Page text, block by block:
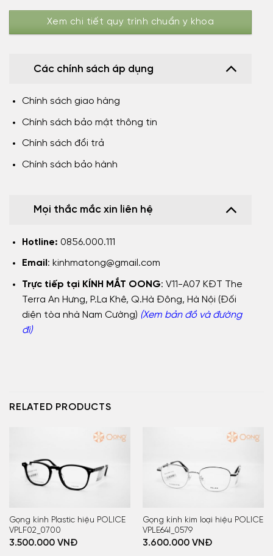
Xem chi tiết quy trình chuẩn y khoa
Các chính sách áp dụng
Chính sách giao hàng
Chính sách bảo mật thông tin
Chính sách đổi trả
Chính sách bảo hành
Mọi thắc mắc xin liên hệ
Hotline: 0856.000.111
Email : kinhmatong@gmail.com
Trực tiếp tại KÍNH MẮT OONG: V11-A07 KĐT The
Terra An Hưng, P.La Khê, Q.Hà Đông, Hà Nội (Đối
diện tòa nhà Nam Cường) (Xem bản đồ và đường
đi)
RELATED PRODUCTS
Gọng kính Plastic hiệu POLICE
VPLF02_0700
3.500.000VNĐ
Gọng kính kim loại hiệu POLICE
VPLE64I_0579
3.600.000VNĐ